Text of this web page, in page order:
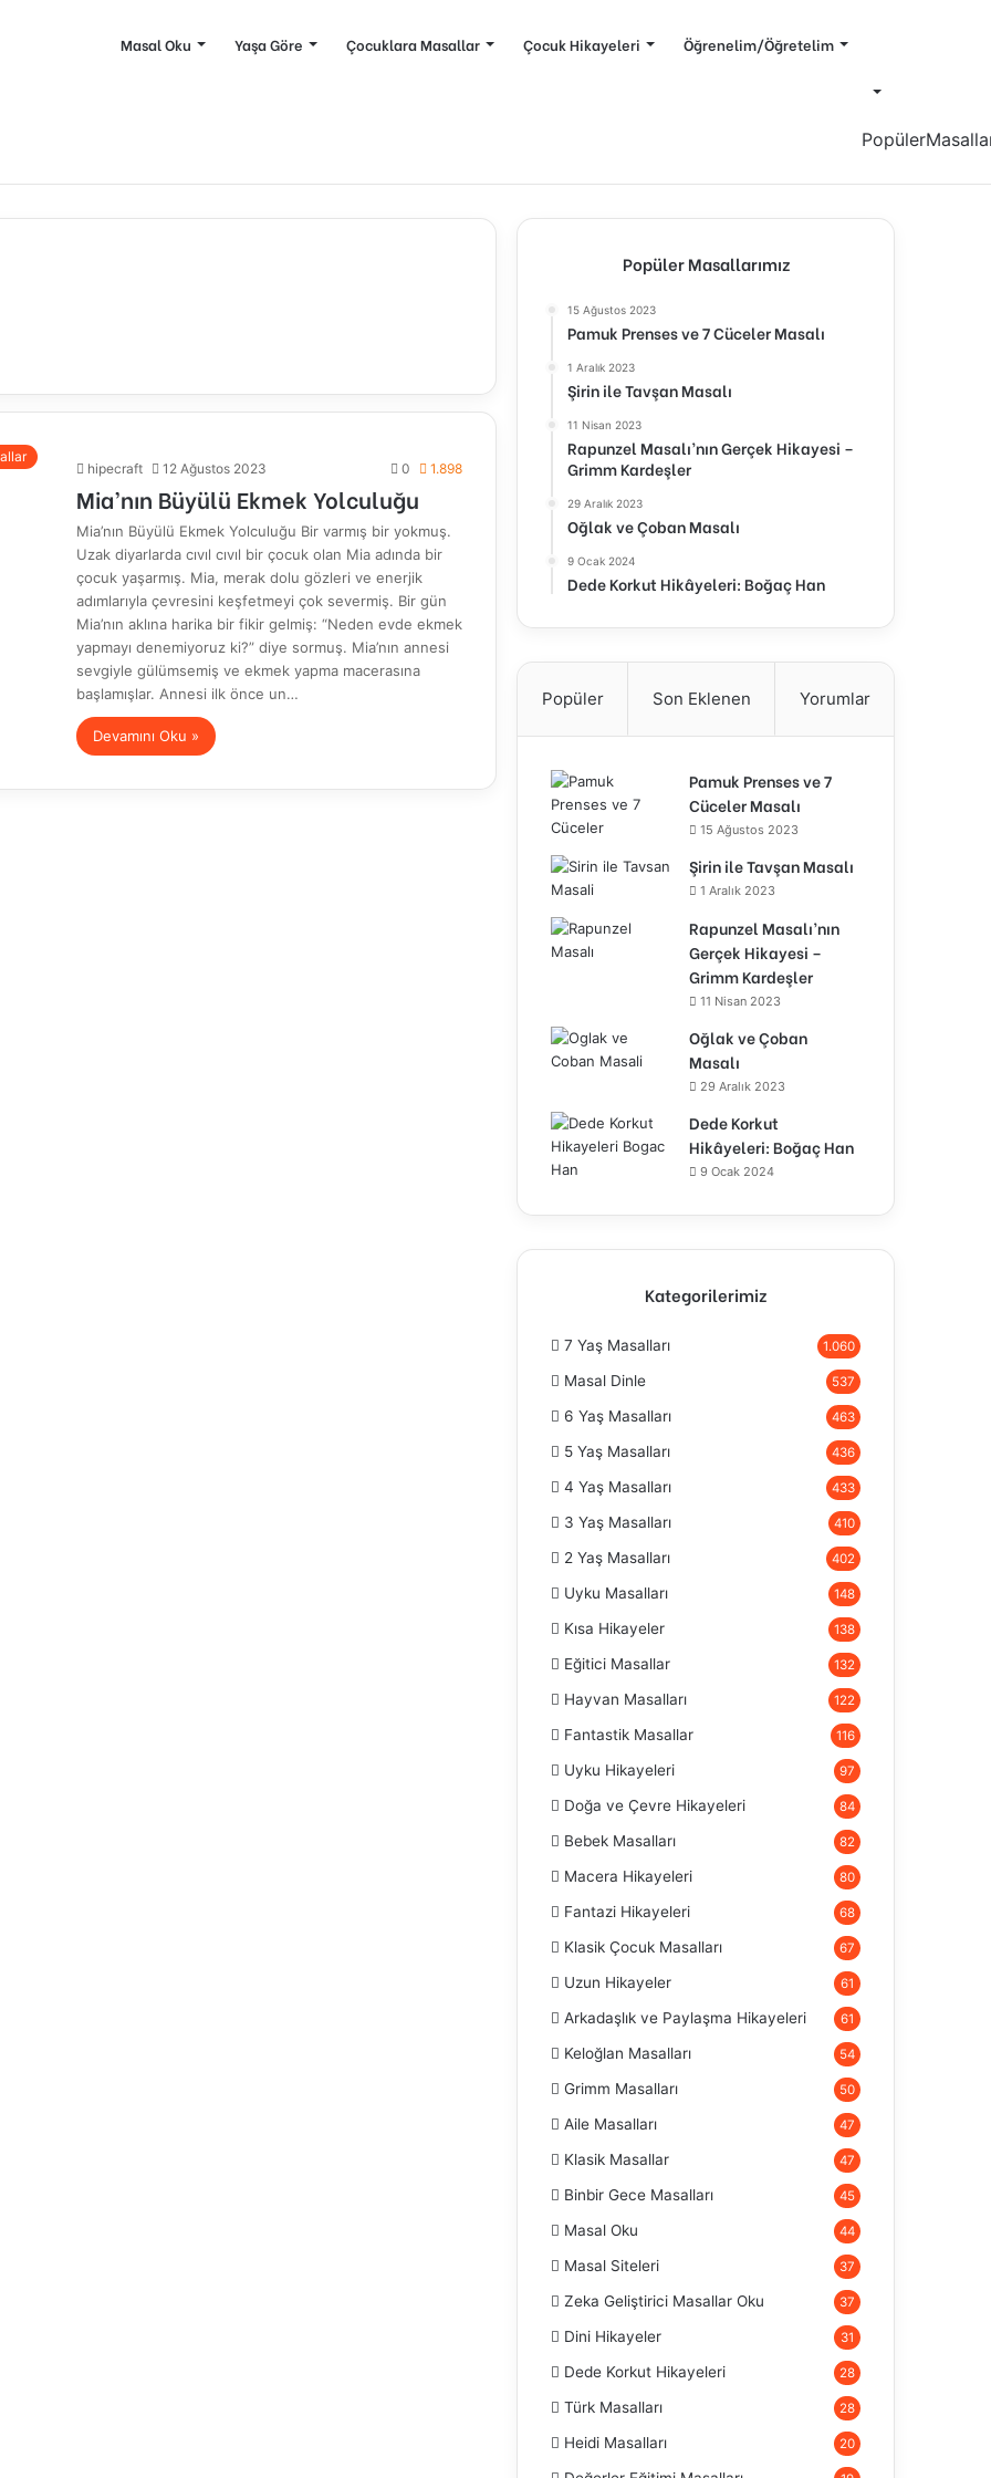
Masal Oku Yaşa Göre Çocuklara Masallar Çocuk Hikayeleri Öğrenelim/Öğretelim
Popüler
hipecraft 12 Ağustos 2023 0 1.898
Mia’nın Büyülü Ekmek Yolculuğu
Mia’nın Büyülü Ekmek Yolculuğu Bir varmış bir yokmuş.
Uzak diyarlarda cıvıl cıvıl bir çocuk olan Mia adında bir
çocuk yaşarmış. Mia, merak dolu gözleri ve enerjik
adımlarıyla çevresini keşfetmeyi çok severmiş. Bir gün
Mia’nın aklına harika bir fikir gelmiş: “Neden evde ekmek
yapmayı denemiyoruz ki?” diye sormuş. Mia’nın annesi
sevgiyle gülümsemiş ve ekmek yapma macerasına
başlamışlar. Annesi ilk önce un…
Devamını Oku »
Popüler Masallarımız
15 Ağustos 2023
Pamuk Prenses ve 7 Cüceler Masalı
1 Aralık 2023
Şirin ile Tavşan Masalı
11 Nisan 2023
Rapunzel Masalı’nın Gerçek Hikayesi –
Grimm Kardeşler
29 Aralık 2023
Oğlak ve Çoban Masalı
9 Ocak 2024
Dede Korkut Hikâyeleri: Boğaç Han
Popüler Son Eklenen Yorumlar
Pamuk Prenses ve 7
Cüceler Masalı
15 Ağustos 2023
Şirin ile Tavşan Masalı
1 Aralık 2023
Rapunzel Masalı’nın
Gerçek Hikayesi –
Grimm Kardeşler
11 Nisan 2023
Oğlak ve Çoban
Masalı
29 Aralık 2023
Dede Korkut
Hikâyeleri: Boğaç Han
9 Ocak 2024
Kategorilerimiz
7 Yaş Masalları 1.060
Masal Dinle 537
6 Yaş Masalları 463
5 Yaş Masalları 436
4 Yaş Masalları 433
3 Yaş Masalları 410
2 Yaş Masalları 402
Uyku Masalları 148
Kısa Hikayeler 138
Eğitici Masallar 132
Hayvan Masalları 122
Fantastik Masallar 116
Uyku Hikayeleri 97
Doğa ve Çevre Hikayeleri 84
Bebek Masalları 82
Macera Hikayeleri 80
Fantazi Hikayeleri 68
Klasik Çocuk Masalları 67
Uzun Hikayeler 61
Arkadaşlık ve Paylaşma Hikayeleri 61
Keloğlan Masalları 54
Grimm Masalları 50
Aile Masalları 47
Klasik Masallar 47
Binbir Gece Masalları 45
Masal Oku 44
Masal Siteleri 37
Zeka Geliştirici Masallar Oku 37
Dini Hikayeler 31
Dede Korkut Hikayeleri 28
Türk Masalları 28
Heidi Masalları 20